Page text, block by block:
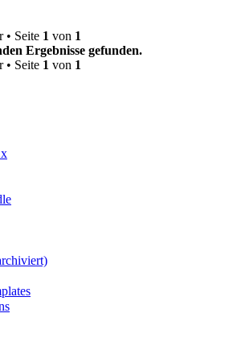
• Seite 1 von 1
Ergebnisse gefunden.
• Seite 1 von 1